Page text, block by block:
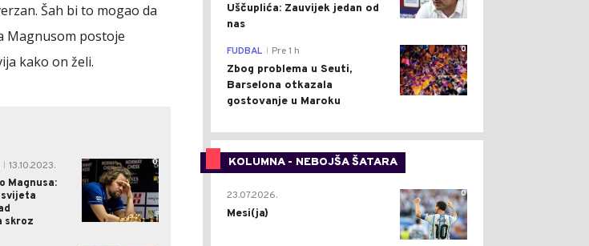
Šah bi to mogao da
Magnusom postoje
kako on želi.
13.10.2023.
Magnusa:
skroz
0
Uščuplića: Zauvijek jedan od
nas
0
FUDBAL Pre 1 h
Zbog problema u Seuti,
Barselona otkazala
gostovanje u Maroku
KOLUMNA - NEBOJŠA ŠATARA
0
23.07.2026.
Mesi(ja)